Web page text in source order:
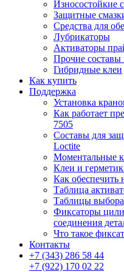
Износостойкие
Защитные
Средства для
Лубрикаторы
Активаторы
Прочие
Гибридные клеи
Как купить
Поддержка
Установка
Как работает
7505
Составы для
Loctite
Моментальные
Клеи и
Как обеспечить
Таблица
Таблицы
Фиксаторы
соединения
Что такое
Контакты
+7 (343) 286 58 44
+7 (922) 170 02 22